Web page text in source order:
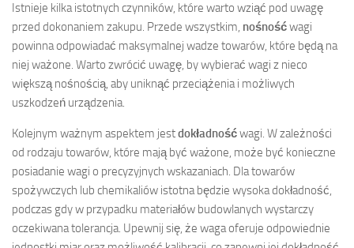
Istnieje kilka istotnych czynników, które warto wziąć pod uwagę
przed dokonaniem zakupu. Przede wszystkim, nośnośćwagi
powinna odpowiadać maksymalnej wadze towarów, które będą na
niej ważone. Warto zwrócić uwagę, by wybierać wagi z nieco
większą nośnością, aby uniknąć przeciążenia i możliwych
uszkodzeń urządzenia.
Kolejnym ważnym aspektem jestdokładnośćwagi. W zależności
od rodzaju towarów, które mają być ważone, może być konieczne
posiadanie wagi o precyzyjnych wskazaniach. Dla towarów
spożywczych lub chemikaliów istotna będzie wysoka dokładność,
podczas gdy w przypadku materiałów budowlanych wystarczy
oczekiwana tolerancja. Upewnij się, że waga oferuje odpowiednie